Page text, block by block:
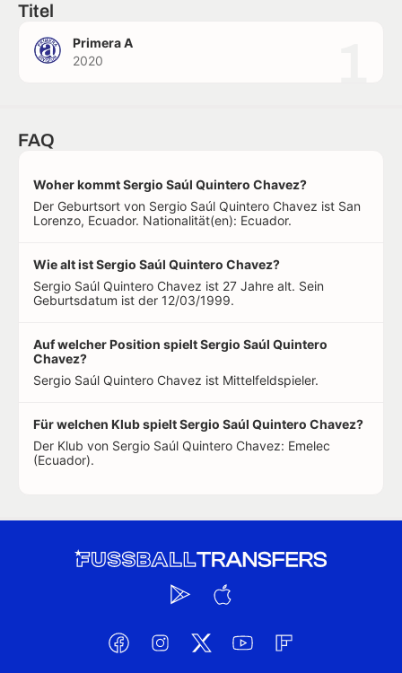
Titel
Primera A
2020
FAQ
Woher kommt Sergio Saúl Quintero Chavez?
Der Geburtsort von Sergio Saúl Quintero Chavez ist San
Lorenzo, Ecuador. Nationalität(en): Ecuador.
Wie alt ist Sergio Saúl Quintero Chavez?
Sergio Saúl Quintero Chavez ist 27 Jahre alt. Sein
Geburtsdatum ist der 12/03/1999.
Auf welcher Position spielt Sergio Saúl Quintero
Chavez?
Sergio Saúl Quintero Chavez ist Mittelfeldspieler.
Für welchen Klub spielt Sergio Saúl Quintero Chavez?
Der Klub von Sergio Saúl Quintero Chavez: Emelec
(Ecuador).